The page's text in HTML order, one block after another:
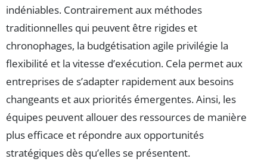
indéniables. Contrairement aux méthodes
traditionnelles qui peuvent être rigides et
chronophages, la budgétisation agile privilégie la
flexibilité et la vitesse d’exécution. Cela permet aux
entreprises de s’adapter rapidement aux besoins
changeants et aux priorités émergentes. Ainsi, les
équipes peuvent allouer des ressources de manière
plus efficace et répondre aux opportunités
stratégiques dès qu’elles se présentent.